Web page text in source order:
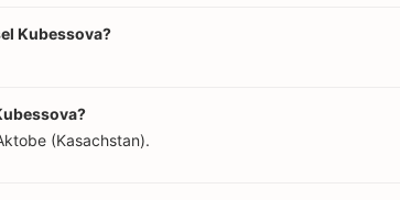
Kubessova?
(Kasachstan).